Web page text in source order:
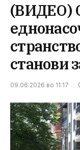
(ВИДЕО)
станови
09.06.2026 во 11:17